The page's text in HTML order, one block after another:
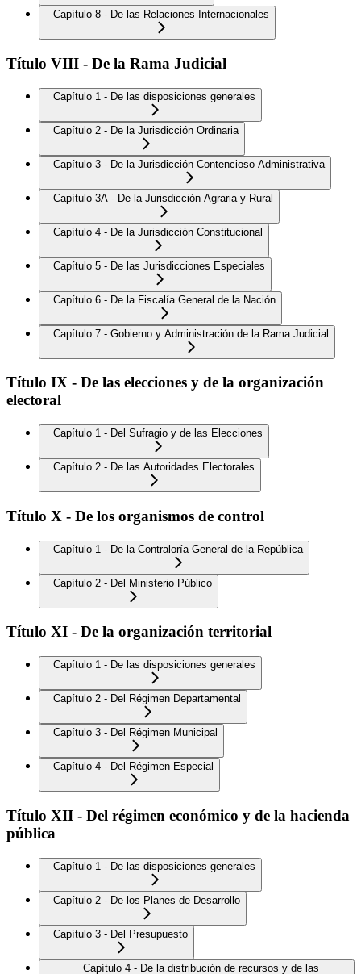
Capítulo 8 - De las Relaciones Internacionales
Título VIII - De la Rama Judicial
Capítulo 1 - De las disposiciones generales
Capítulo 2 - De la Jurisdicción Ordinaria
Capítulo 3 - De la Jurisdicción Contencioso Administrativa
Capítulo 3A - De la Jurisdicción Agraria y Rural
Capítulo 4 - De la Jurisdicción Constitucional
Capítulo 5 - De las Jurisdicciones Especiales
Capítulo 6 - De la Fiscalía General de la Nación
Capítulo 7 - Gobierno y Administración de la Rama Judicial
Título IX - De las elecciones y de la organización
electoral
Capítulo 1 - Del Sufragio y de las Elecciones
Capítulo 2 - De las Autoridades Electorales
Título X - De los organismos de control
Capítulo 1 - De la Contraloría General de la República
Capítulo 2 - Del Ministerio Público
Título XI - De la organización territorial
Capítulo 1 - De las disposiciones generales
Capítulo 2 - Del Régimen Departamental
Capítulo 3 - Del Régimen Municipal
Capítulo 4 - Del Régimen Especial
Título XII - Del régimen económico y de la hacienda
pública
Capítulo 1 - De las disposiciones generales
Capítulo 2 - De los Planes de Desarrollo
Capítulo 3 - Del Presupuesto
Capítulo 4 - De la distribución de recursos y de las